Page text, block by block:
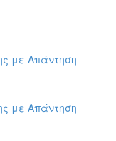
με Απάντηση
με Απάντηση